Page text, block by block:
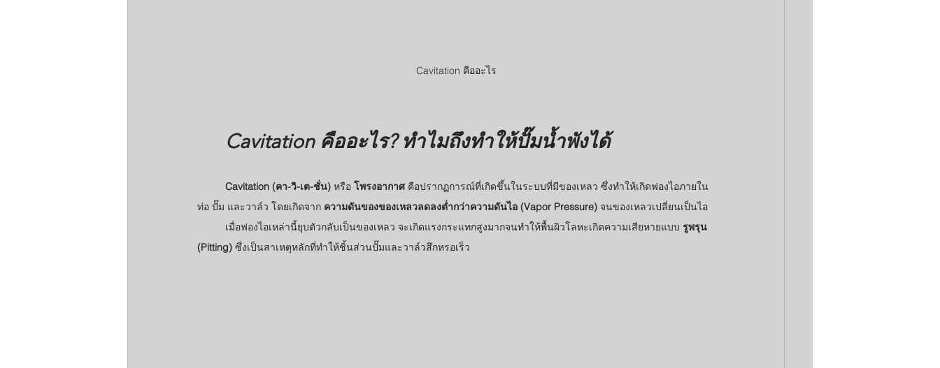
Cavitation คืออะไร
Cavitation คืออะไร? ทำไมถึงทำให้ปั๊มน้ำพังได้
Cavitation (คา-วิ-เต-ชั่น) หรือ โพรงอากาศ คือปรากฏการณ์ที่เกิดขึ้นในระบบที่มีของเหลว ซึ่งทำให้เกิดฟองไอภายใน
ท่อ ปั๊ม และวาล์ว โดยเกิดจาก ความดันของของเหลวลดลงต่ำกว่าความดันไอ (Vapor Pressure) จนของเหลวเปลี่ยนเป็นไอ
	เมื่อฟองไอเหล่านี้ยุบตัวกลับเป็นของเหลว จะเกิดแรงกระแทกสูงมากจนทำให้พื้นผิวโลหะเกิดความเสียหายแบบ
รูพรุน
(Pitting) ซึ่งเป็นสาเหตุหลักที่ทำให้ชิ้นส่วนปั๊มและวาล์วสึกหรอเร็ว